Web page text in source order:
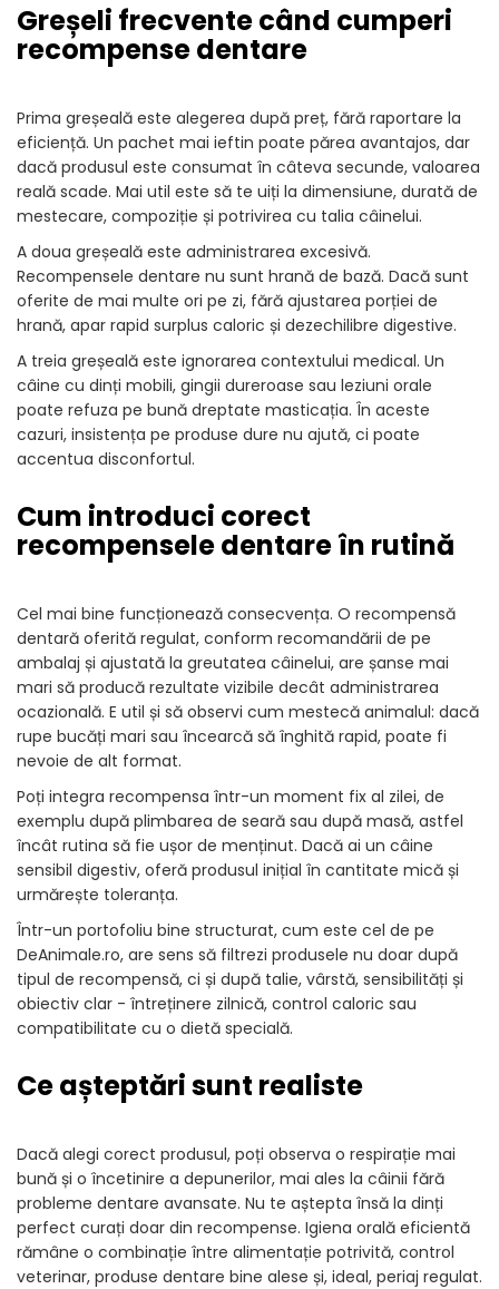
Greșeli frecvente când cumperi
recompense dentare
Prima greșeală este alegerea după preț, fără raportare la
eficiență. Un pachet mai ieftin poate părea avantajos, dar
dacă produsul este consumat în câteva secunde, valoarea
reală scade. Mai util este să te uiți la dimensiune, durată de
mestecare, compoziție și potrivirea cu talia câinelui.
A doua greșeală este administrarea excesivă.
Recompensele dentare nu sunt hrană de bază. Dacă sunt
oferite de mai multe ori pe zi, fără ajustarea porției de
hrană, apar rapid surplus caloric și dezechilibre digestive.
A treia greșeală este ignorarea contextului medical. Un
câine cu dinți mobili, gingii dureroase sau leziuni orale
poate refuza pe bună dreptate masticația. În aceste
cazuri, insistența pe produse dure nu ajută, ci poate
accentua disconfortul.
Cum introduci corect
recompensele dentare în rutină
Cel mai bine funcționează consecvența. O recompensă
dentară oferită regulat, conform recomandării de pe
ambalaj și ajustată la greutatea câinelui, are șanse mai
mari să producă rezultate vizibile decât administrarea
ocazională. E util și să observi cum mestecă animalul: dacă
rupe bucăți mari sau încearcă să înghită rapid, poate fi
nevoie de alt format.
Poți integra recompensa într-un moment fix al zilei, de
exemplu după plimbarea de seară sau după masă, astfel
încât rutina să fie ușor de menținut. Dacă ai un câine
sensibil digestiv, oferă produsul inițial în cantitate mică și
urmărește toleranța.
Într-un portofoliu bine structurat, cum este cel de pe
DeAnimale.ro, are sens să filtrezi produsele nu doar după
tipul de recompensă, ci și după talie, vârstă, sensibilități și
obiectiv clar - întreținere zilnică, control caloric sau
compatibilitate cu o dietă specială.
Ce așteptări sunt realiste
Dacă alegi corect produsul, poți observa o respirație mai
bună și o încetinire a depunerilor, mai ales la câinii fără
probleme dentare avansate. Nu te aștepta însă la dinți
perfect curați doar din recompense. Igiena orală eficientă
rămâne o combinație între alimentație potrivită, control
veterinar, produse dentare bine alese și, ideal, periaj regulat.